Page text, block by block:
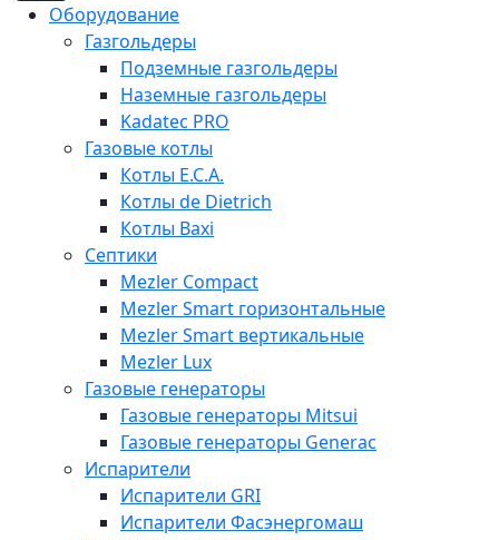
Оборудование
Газгольдеры
Подземные газгольдеры
Наземные газгольдеры
Kadatec PRO
Газовые котлы
Котлы E.C.A.
Котлы de Dietrich
Котлы Baxi
Септики
Mezler Compact
Mezler Smart горизонтальные
Mezler Smart вертикальные
Mezler Lux
Газовые генераторы
Газовые генераторы Mitsui
Газовые генераторы Generac
Испарители
Испарители GRI
Испарители Фасэнергомаш